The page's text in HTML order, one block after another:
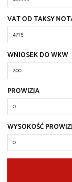
VAT OD TAKSY
WNIOSEK DO WKW
PROWIZJA
WYSOKOŚĆ